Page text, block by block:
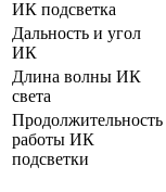
ИК подсветка
Дальность и угол
ИК
Длина волны ИК
света
Продолжительность
работы ИК
подсветки